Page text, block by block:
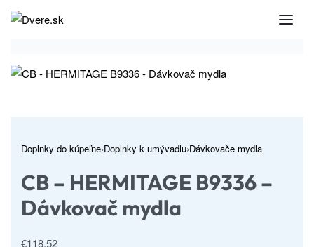
Skip
Doplnky do kúpeľne›Doplnky k umývadlu›Dávkovače mydla
CB – HERMITAGE B9336 –
Dávkovač mydla
€118.52